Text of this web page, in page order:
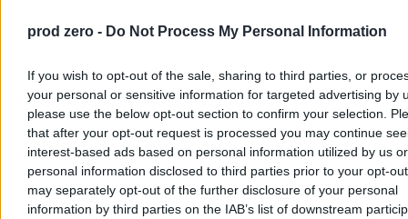
prod zero - Do Not Process My Personal Information
If you wish to opt-out of the sale, sharing to third parties, or
your personal or sensitive information for targeted advertising by
please use the below opt-out section to confirm your selection.
that after your opt-out request is processed you may continue
interest-based ads based on personal information utilized by us or
personal information disclosed to third parties prior to your opt-
may separately opt-out of the further disclosure of your personal
information by third parties on the IAB’s list of downstream
więcej osób poniżej 13. roku życia. Ministra Sira Rego zapewnia, że
Tomasz Pałasz
Wczoraj 20:57
4 min
Świat